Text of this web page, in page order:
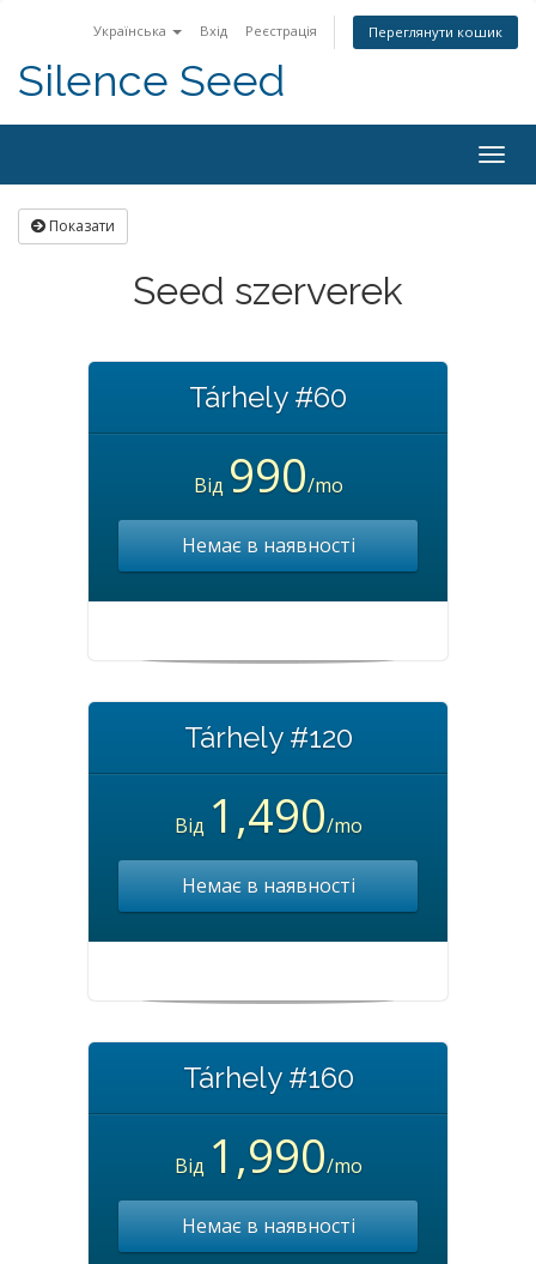
Українська Вхід Реєстрація Переглянути кошик
Silence Seed
Показати
Seed szerverek
Tárhely #60
Від 990/mo
Немає в наявності
Tárhely #120
Від 1,490/mo
Немає в наявності
Tárhely #160
Від 1,990/mo
Немає в наявності